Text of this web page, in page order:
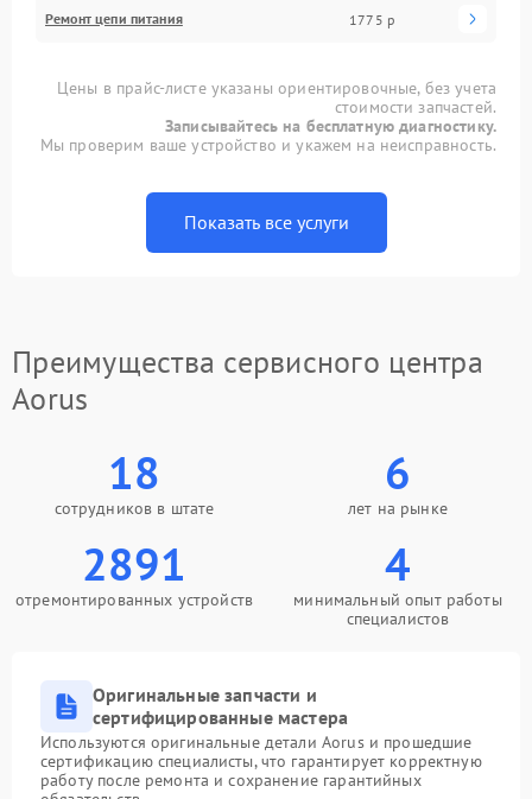
Ремонт цепи питания 1775 р
Цены в прайс-листе указаны ориентировочные, без учета
стоимости запчастей.
Записывайтесь на бесплатную диагностику.
Мы проверим ваше устройство и укажем на неисправность.
Показать все услуги
Преимущества сервисного центра
Aorus
18
сотрудников в штате
6
лет на рынке
2891
отремонтированных устройств
4
минимальный опыт работы
специалистов
Оригинальные запчасти и
сертифицированные мастера
Используются оригинальные детали Aorus и прошедшие
сертификацию специалисты, что гарантирует корректную
работу после ремонта и сохранение гарантийных